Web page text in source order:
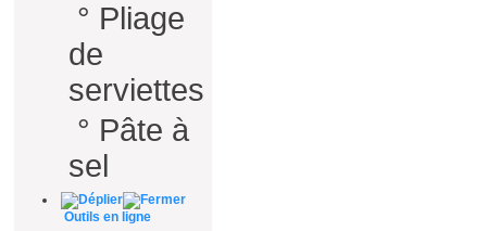
° Pliage
de
serviettes
° Pâte à
sel
Outils en ligne